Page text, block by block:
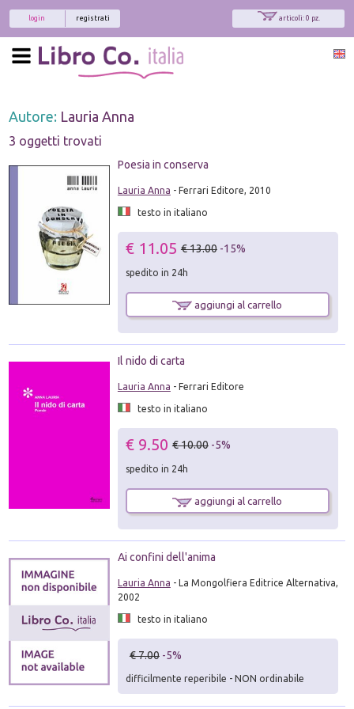
articoli: 0 pz.
registrati
login
Autore: Lauria Anna
3 oggetti trovati
Poesia in conserva
Lauria Anna - Ferrari Editore, 2010
testo in italiano
€ 11.05 € 13.00 -15%
spedito in 24h
aggiungi al carrello
Il nido di carta
Lauria Anna - Ferrari Editore
testo in italiano
€ 9.50 € 10.00 -5%
spedito in 24h
aggiungi al carrello
Ai confini dell'anima
Lauria Anna - La Mongolfiera Editrice Alternativa,
2002
testo in italiano
€ 7.00 -5%
difficilmente reperibile - NON ordinabile